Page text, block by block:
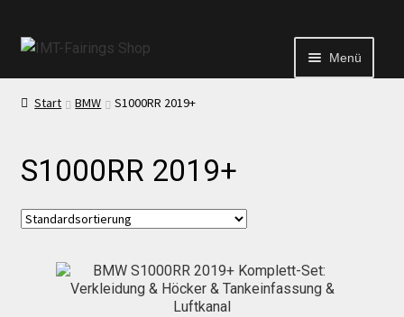
Menü
Start
Echtheit von Bewertungen
Kontakt
News
Start BMW S1000RR 2019+
S1000RR 2019+